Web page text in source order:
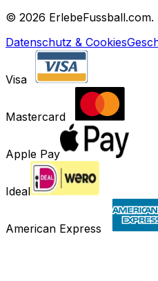
© 2026
Datenschutz & Cookies
Visa
Mastercard
Apple Pay
Ideal
American Express